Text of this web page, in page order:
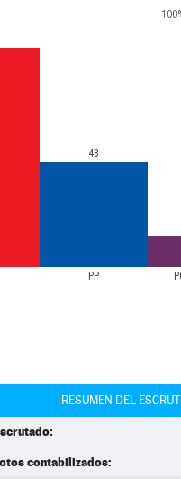
100
PP
48
RESUMEN DEL
contabilizados: